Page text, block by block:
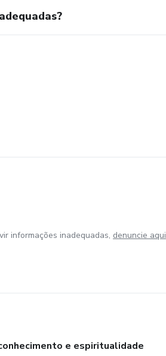
informações inadequadas, denuncie aqui
e espiritualidade